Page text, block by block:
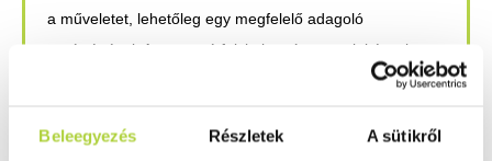
Beleegyezés Részletek A sütikről
a műveletet, lehetőleg egy megfelelő adagoló
segítségével. A ragasztó felvitele után tartsuk kézzel